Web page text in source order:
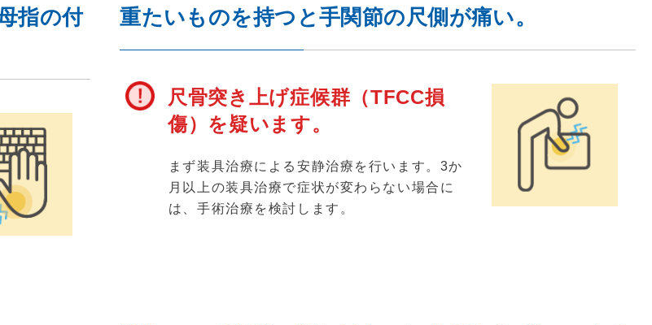
指の付
重たいものを持つと手関節の尺側が痛い。
尺骨突き上げ症候群（TFCC損
傷）を疑います。
まず装具治療による安静治療を行います。 3か
月以上の装具治療で症状が変わらない場合に
は、手術治療を検討します。